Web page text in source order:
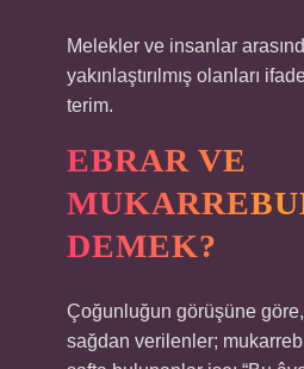
Melekler ve insanlar
yakınlaştırılmış olanları
terim.
EBRAR VE
DEMEK?
Çoğunluğun görüşüne göre,
sağdan verilenler;